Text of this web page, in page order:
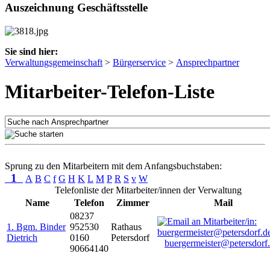
Auszeichnung Geschäftsstelle
Sie sind hier:
Verwaltungsgemeinschaft > Bürgerservice > Ansprechpartner
Mitarbeiter-Telefon-Liste
Sprung zu den Mitarbeitern mit dem Anfangsbuchstaben:
1 A B C f G H K L M P R S v W
Telefonliste der Mitarbeiter/innen der Verwaltung
Name
Telefon Zimmer Mail
1. Bgm. Binder
Dietrich
08237
952530
0160
90664140
Rathaus
Petersdorf